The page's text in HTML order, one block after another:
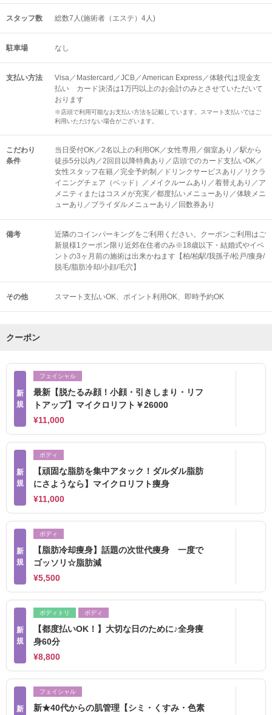
スタッフ数 総数7人(施術者（エステ）4人)
駐車場 なし
支払い方法
Visa／Mastercard／JCB／American Express／体験代は現金支
払い カード決済は1万円以上のお会計のみとさせていただいて
おります
※店頭で利用可能なお支払い方法を記載しています。スマート支払いではご
利用いただけない場合がございます。
こだわり
条件
当日受付OK／2名以上の利用OK／女性専用／個室あり／駅から
徒歩5分以内／2回目以降特典あり／店頭でのカード支払いOK／
女性スタッフ在籍／完全予約制／ドリンクサービスあり／リクラ
イニングチェア（ベッド）／メイクルームあり／着替えあり／ア
メニティまたはコスメが充実／都度払いメニューあり／体験メニ
ューあり／ブライダルメニューあり／回数券あり
備考
近隣のコインパーキングをご利用ください。クーポンご利用はご
新規様1クーポン限り近郊在住者のみ※18歳以下・結婚式やイベ
ントの3ヶ月前の施術は出来かねます【柏/柏駅/我孫子/松戸/痩身/
脱毛/脂肪冷却/小顔/毛穴】
その他 スマート支払いOK ポイント利用OK 即時予約OK
クーポン
新
規
フェイシャル
最新【脱たるみ顔！小顔・引きしまり・リフ
トアップ】マイクロリフト￥26000
¥11,000
新
規
ボディ
【頑固な脂肪を集中アタック！ダルダル脂肪
にさようなら】マイクロリフト痩身
¥11,000
新
規
ボディ
【脂肪冷却痩身】話題の次世代痩身 一度で
ゴッソリ☆脂肪減
¥5,500
新
規
ボディトリ ボディ
【都度払いOK！】大切な日のために♪全身痩
身60分
¥8,800
新
フェイシャル
新★40代からの肌管理【シミ・くすみ・色素